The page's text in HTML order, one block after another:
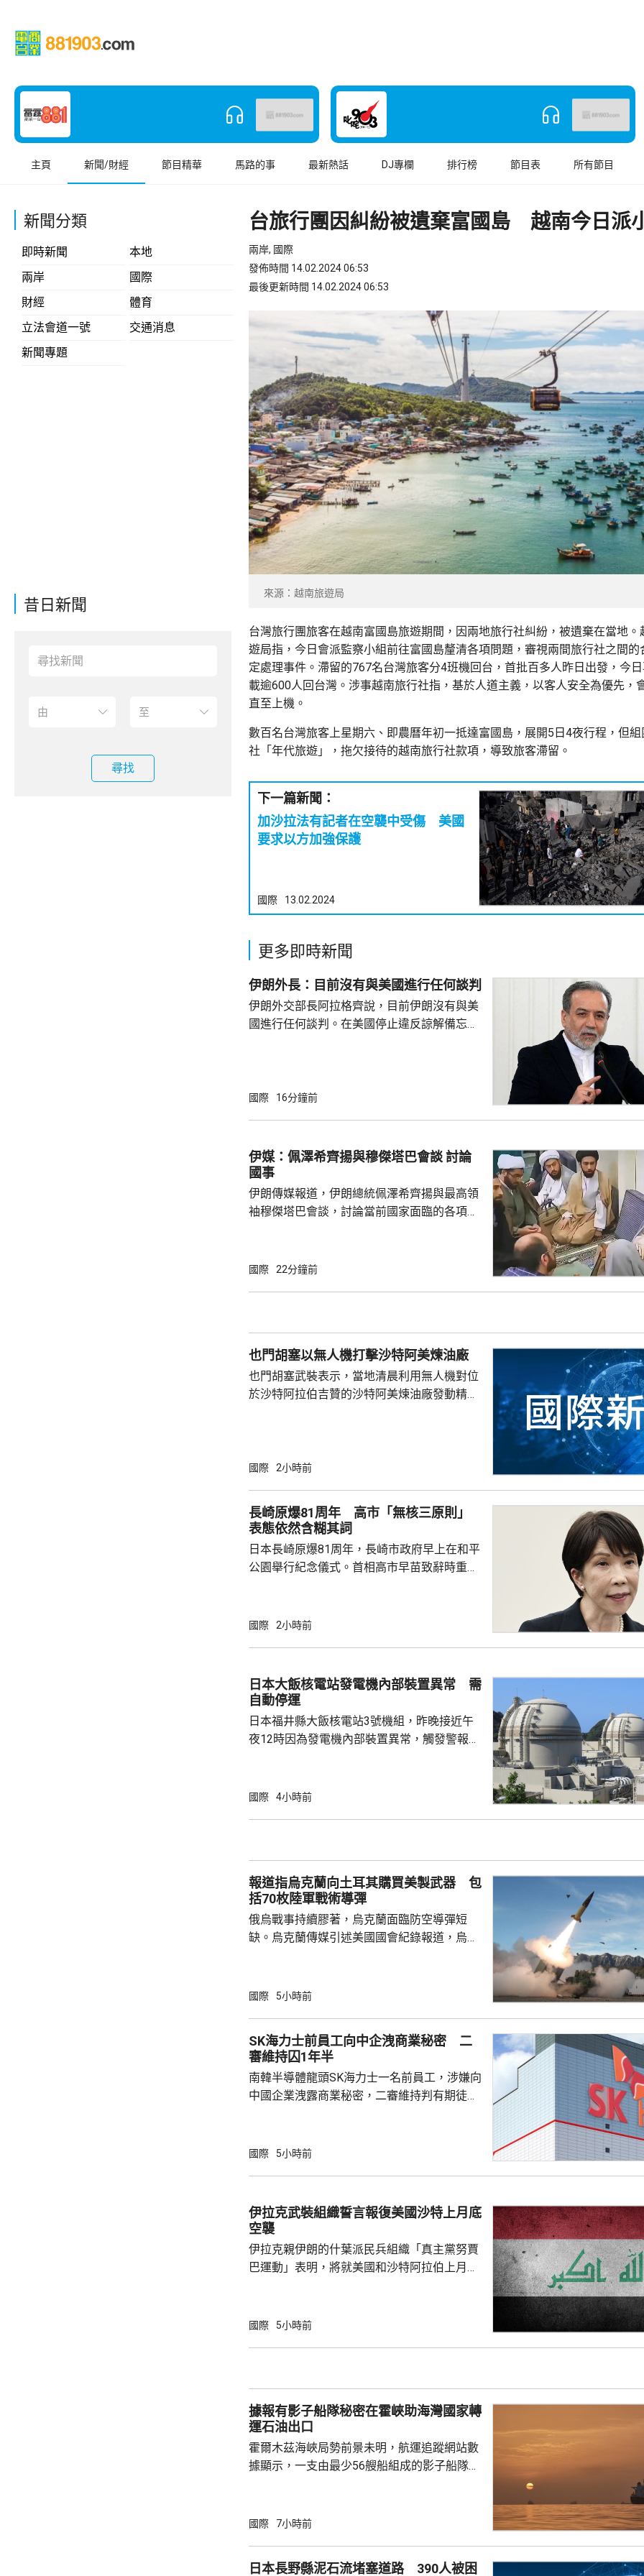
主頁 新聞/財經 節目精華 馬路的事 最新熱話 DJ專欄 排行榜 節目表 所有節目
新聞分類
即時新聞
本地
兩岸
國際
財經
體育
立法會道一號
交通消息
新聞專題
昔日新聞
尋找
台旅行團因糾紛被遺棄富國島 越南今日派
兩岸, 國際
發佈時間 14.02.2024 06:53
最後更新時間 14.02.2024 06:53
來源：越南旅遊局
台灣旅行團旅客在越南富國島旅遊期間，因兩地旅行社糾紛，被遺棄在當地。
遊局指，今日會派監察小組前往富國島釐清各項問題，審視兩間旅行社之間的
定處理事件。滯留的767名台灣旅客分4班機回台，首批百多人昨日出發，今
載逾600人回台灣。涉事越南旅行社指，基於人道主義，以客人安全為優先，
直至上機。
數百名台灣旅客上星期六、即農曆年初一抵達富國島，展開5日4夜行程，但
社「年代旅遊」，拖欠接待的越南旅行社款項，導致旅客滯留。
下一篇新聞：
加沙拉法有記者在空襲中受傷 美國
要求以方加強保護
國際 13.02.2024
更多即時新聞
伊朗外長：目前沒有與美國進行任何談判
伊朗外交部長阿拉格齊說，目前伊朗沒有與美
國進行任何談判。在美國停止違反諒解備忘錄
條件 伊朗革命衛隊發言人穆赫比表示，伊朗目
敵人放棄此前設定的所有目標，對方正將精力
集中在重開放海峽。伊朗將保持...
國際 16分鐘前
伊媒：佩澤希齊揚與穆傑塔巴會談 討論
國事
伊朗傳媒報道，伊朗總統佩澤希齊揚與最高領
袖穆傑塔巴會談，討論當前國家面臨的各項問
發現，這段影像在早前伊朗媒體製作的一部關
往醫院，可能隨時死亡。 穆傑塔巴3月接替亡
父哈梅內伊出任伊朗最高領袖後，一...
國際 22分鐘前
也門胡塞以無人機打擊沙特阿美煉油廠
也門胡塞武裝表示，當地清晨利用無人機對位
於沙特阿拉伯吉贊的沙特阿美煉油廠發動精準
造成傷亡。 胡塞武裝上月底以報復沙特持續
施海上禁運，並襲擊沙特運油輪，雙方其後互
相攻擊，沙特阿美位於吉贊和延布的石油設施
亦曾受襲。
國際 2小時前
長崎原爆81周年 高市「無核三原則」
表態依然含糊其詞
日本長崎原爆81周年，長崎市政府早上在和平
公園舉行紀念儀式。首相高市早苗致辭時重
長鈴木史朗發表和平宣言時指，核武器是絕對
述仍然含糊，只提及現狀，未有未明確表示日
本將繼續堅持相關原則。高市日前在廣島的原
國際 2小時前
日本大飯核電站發電機內部裝置異常 需
自動停運
日本福井縣大飯核電站3號機組，昨晚接近午
夜12時因為發電機內部裝置異常，觸發警報系
關西電力公司指，正調查具體原因，尚未確定
電力旗下同樣位於福井縣的美濱核電站3號機
組，今年5月亦曾因驅動發電...
國際 4小時前
報道指烏克蘭向土耳其購買美製武器 包
括70枚陸軍戰術導彈
俄烏戰事持續膠著，烏克蘭面臨防空導彈短
缺。烏克蘭傳媒引述美國國會紀錄報道，烏克
70枚陸軍戰術導彈系統導彈、12套M270多管
的美製武器，初始價值超過1400萬美元，國會
必須審查相關交易。報道指，烏克蘭將從土耳
其接收的武器，初始價值約為2...
國際 5小時前
SK海力士前員工向中企洩商業秘密 二
審維持囚1年半
南韓半導體龍頭SK海力士一名前員工，涉嫌向
中國企業洩露商業秘密，二審維持判有期徒刑
打印和拍攝商業秘密資料，包括公司的圖形傳
《產業技術保護法》與背信罪。二審法院指，
被告洩露的商業秘密是公司多年投入大量資源
而取得的成果，如果從輕處罰，將...
國際 5小時前
伊拉克武裝組織誓言報復美國沙特上月底
空襲
伊拉克親伊朗的什葉派民兵組織「真主黨努賈
巴運動」表明，將就美國和沙特阿拉伯上月底
主黨努賈巴運動」領導人卡阿比發聲明形容，
攻擊伊拉克境內獲伊朗支持的民兵組織，指責
他們早前對美軍目標和沙特能源基建發...
國際 5小時前
據報有影子船隊秘密在霍峽助海灣國家轉
運石油出口
霍爾木茲海峽局勢前景未明，航運追蹤網站數
據顯示，一支由最少56艘船組成的影子船隊正
別，但仍透過未能被監控的方式，支持阿拉伯
重開海峽。美國就指，與伊朗正在戰事博奕
國際 7小時前
日本長野縣泥石流堵塞道路 390人被困